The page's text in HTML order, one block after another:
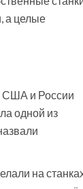
а целые
США и России
одной из
на